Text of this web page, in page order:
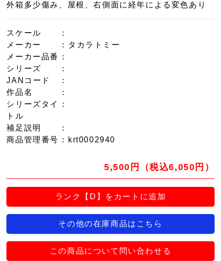
外箱多少傷み、屋根、右側面に経年による変色あり
スケール
：
メーカー
：タカラトミー
メーカー品番
：
シリーズ
：
JANコード
：
作品名
：
シリーズタイ
トル
：
補足説明
：
商品管理番号 ：krt0002940
5,500円（税込6,050円）
ランク【D】をカートに追加
その他の在庫商品はこちら
この商品について問い合わせる